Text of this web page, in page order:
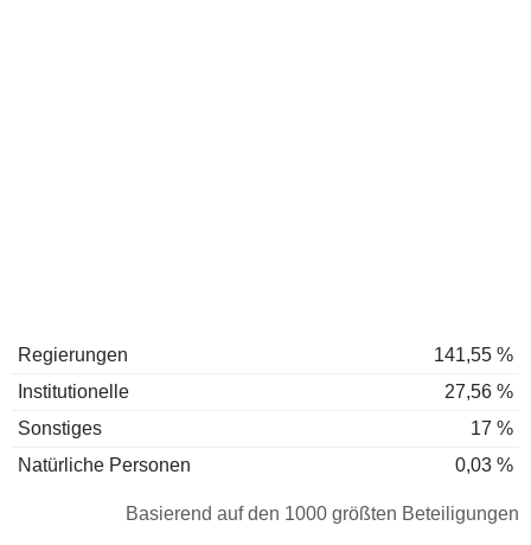
Regierungen
141,55 %
Institutionelle
27,56 %
Sonstiges
17 %
Natürliche Personen
0,03 %
Basierend auf den 1000 größten Beteiligungen